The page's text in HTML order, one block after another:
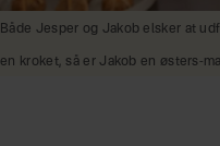
Både Jesper og Jakob elsker at
en kroket, så er Jakob en østers-